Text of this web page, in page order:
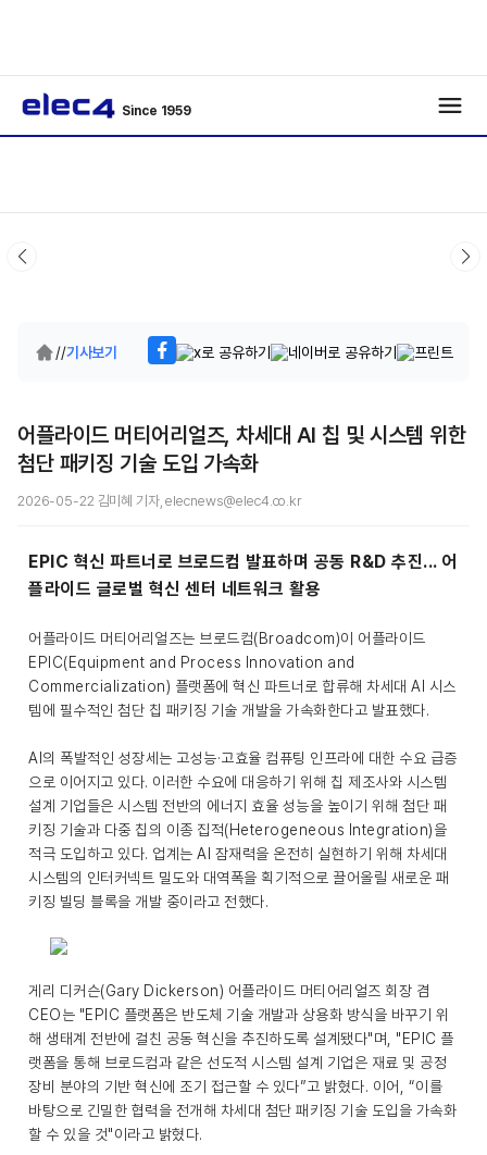
Since 1959
//기사보기
어플라이드 머티어리얼즈, 차세대 AI 칩 및 시스템 위한
첨단 패키징 기술 도입 가속화
2026-05-22 김미혜 기자, elecnews@elec4.co.kr
EPIC 혁신 파트너로 브로드컴 발표하며 공동 R&D 추진... 어
플라이드 글로벌 혁신 센터 네트워크 활용
어플라이드 머티어리얼즈는 브로드컴(Broadcom)이 어플라이드
EPIC(Equipment and Process Innovation and
Commercialization) 플랫폼에 혁신 파트너로 합류해 차세대 AI 시스
템에 필수적인 첨단 칩 패키징 기술 개발을 가속화한다고 발표했다.
AI의 폭발적인 성장세는 고성능·고효율 컴퓨팅 인프라에 대한 수요 급증
으로 이어지고 있다. 이러한 수요에 대응하기 위해 칩 제조사와 시스템
설계 기업들은 시스템 전반의 에너지 효율 성능을 높이기 위해 첨단 패
키징 기술과 다중 칩의 이종 집적(Heterogeneous Integration)을
적극 도입하고 있다. 업계는 AI 잠재력을 온전히 실현하기 위해 차세대
시스템의 인터커넥트 밀도와 대역폭을 획기적으로 끌어올릴 새로운 패
키징 빌딩 블록을 개발 중이라고 전했다.
게리 디커슨(Gary Dickerson) 어플라이드 머티어리얼즈 회장 겸
CEO는 "EPIC 플랫폼은 반도체 기술 개발과 상용화 방식을 바꾸기 위
해 생태계 전반에 걸친 공동 혁신을 추진하도록 설계됐다"며, "EPIC 플
랫폼을 통해 브로드컴과 같은 선도적 시스템 설계 기업은 재료 및 공정
장비 분야의 기반 혁신에 조기 접근할 수 있다”고 밝혔다. 이어, “이를
바탕으로 긴밀한 협력을 전개해 차세대 첨단 패키징 기술 도입을 가속화
할 수 있을 것"이라고 밝혔다.